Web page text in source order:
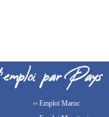
›› Emploi Maroc